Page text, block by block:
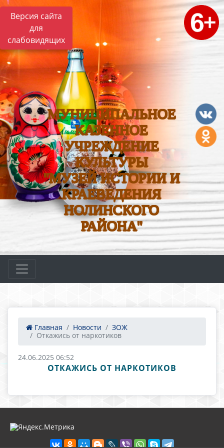
Версия сайта
для
слабовидящих
МУНИЦИПАЛЬНОЕ
КАЗЕННОЕ
УЧРЕЖДЕНИЕ
КУЛЬТУРЫ
"МУЗЕЙ ИСТОРИИ И
КРАЕВЕДЕНИЯ
НОЛИНСКОГО
РАЙОНА"
Главная Новости
ЗОЖ
Откажись от наркотиков
24.06.2025 06:52
ОТКАЖИСЬ ОТ НАРКОТИКОВ